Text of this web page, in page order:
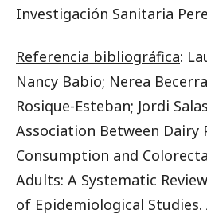
Investigación Sanitaria
Referencia bibliográfica:
Nancy Babio; Nerea
Rosique-Esteban; Jordi
Association Between Dairy
Consumption and
Adults: A Systematic
of Epidemiological Studies.